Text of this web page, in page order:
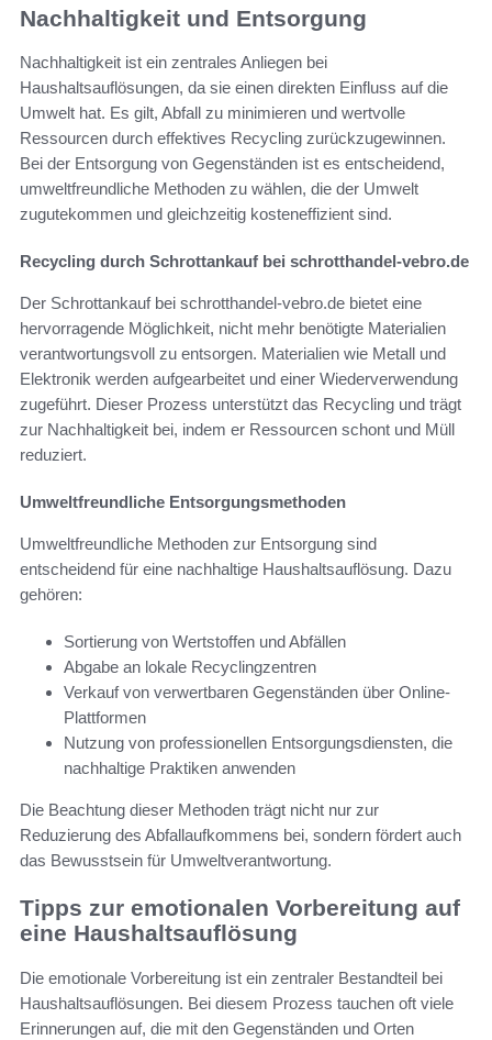
Nachhaltigkeit und Entsorgung
Nachhaltigkeit ist ein zentrales Anliegen bei
Haushaltsauflösungen, da sie einen direkten Einfluss auf die
Umwelt hat. Es gilt, Abfall zu minimieren und wertvolle
Ressourcen durch effektives Recycling zurückzugewinnen.
Bei der Entsorgung von Gegenständen ist es entscheidend,
umweltfreundliche Methoden zu wählen, die der Umwelt
zugutekommen und gleichzeitig kosteneffizient sind.
Recycling durch Schrottankauf bei schrotthandel-vebro.de
Der Schrottankauf bei schrotthandel-vebro.de bietet eine
hervorragende Möglichkeit, nicht mehr benötigte Materialien
verantwortungsvoll zu entsorgen. Materialien wie Metall und
Elektronik werden aufgearbeitet und einer Wiederverwendung
zugeführt. Dieser Prozess unterstützt das Recycling und trägt
zur Nachhaltigkeit bei, indem er Ressourcen schont und Müll
reduziert.
Umweltfreundliche Entsorgungsmethoden
Umweltfreundliche Methoden zur Entsorgung sind
entscheidend für eine nachhaltige Haushaltsauflösung. Dazu
gehören:
Sortierung von Wertstoffen und Abfällen
Abgabe an lokale Recyclingzentren
Verkauf von verwertbaren Gegenständen über Online-
Plattformen
Nutzung von professionellen Entsorgungsdiensten, die
nachhaltige Praktiken anwenden
Die Beachtung dieser Methoden trägt nicht nur zur
Reduzierung des Abfallaufkommens bei, sondern fördert auch
das Bewusstsein für Umweltverantwortung.
Tipps zur emotionalen Vorbereitung auf
eine Haushaltsauflösung
Die emotionale Vorbereitung ist ein zentraler Bestandteil bei
Haushaltsauflösungen. Bei diesem Prozess tauchen oft viele
Erinnerungen auf, die mit den Gegenständen und Orten